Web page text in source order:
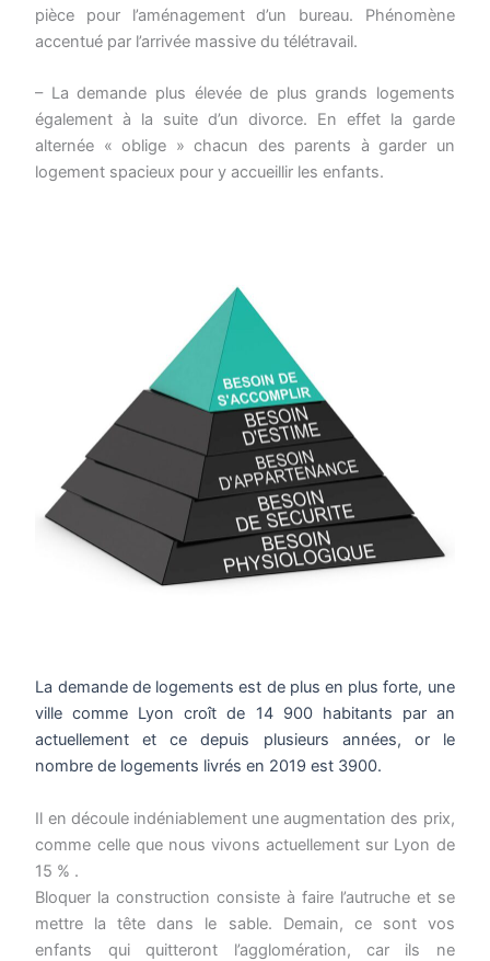
pièce pour l’aménagement d’un bureau. Phénomène
accentué par l’arrivée massive du télétravail.
– La demande plus élevée de plus grands logements
également à la suite d’un divorce. En effet la garde
alternée « oblige » chacun des parents à garder un
logement spacieux pour y accueillir les enfants.
La demande de logements est de plus en plus forte, une
ville comme Lyon croît de 14 900 habitants par an
actuellement et ce depuis plusieurs années, or le
nombre de logements livrés en 2019 est 3900.
Il en découle indéniablement une augmentation des prix,
comme celle que nous vivons actuellement sur Lyon de
15 % .
Bloquer la construction consiste à faire l’autruche et se
mettre la tête dans le sable. Demain, ce sont vos
enfants qui quitteront l’agglomération, car ils ne